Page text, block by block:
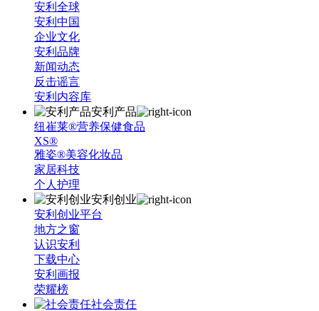
安利全球
安利中国
企业文化
安利品牌
新闻动态
反击谣言
安利内容库
安利产品
纽崔莱®营养保健食品
XS®
雅姿®美容化妆品
家居科技
个人护理
安利创业
安利创业平台
地方之窗
认识安利
下载中心
安利画报
荣耀榜
社会责任